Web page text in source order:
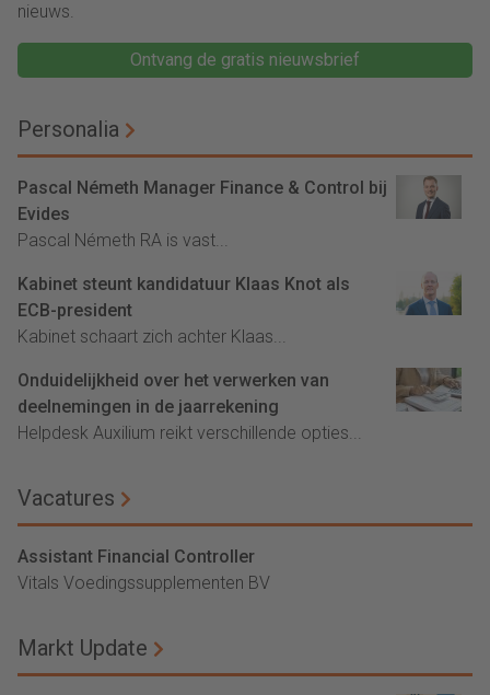
nieuws.
Ontvang de gratis nieuwsbrief
Personalia
Pascal Németh Manager Finance & Control bij
Evides
Pascal Németh RA is vast...
Kabinet steunt kandidatuur Klaas Knot als
ECB-president
Kabinet schaart zich achter Klaas...
Onduidelijkheid over het verwerken van
deelnemingen in de jaarrekening
Helpdesk Auxilium reikt verschillende opties...
Vacatures
Assistant Financial Controller
Vitals Voedingssupplementen BV
Markt Update